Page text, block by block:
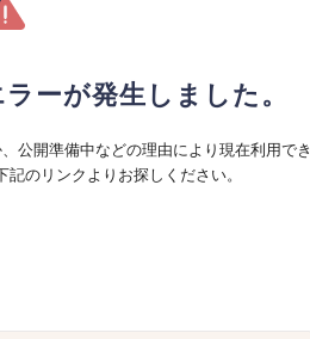
ーが発生しました。
公開準備中などの理由により現在利用でき
のリンクよりお探しください。